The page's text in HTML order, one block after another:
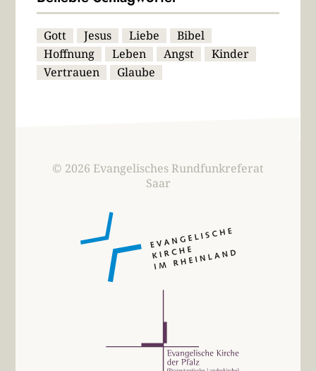
Gott Jesus Liebe
Bibel
Hoffnung
Leben Angst
Kinder
Vertrauen
Glaube
© 2026 Evangelisches Rundfunkreferat
Saar